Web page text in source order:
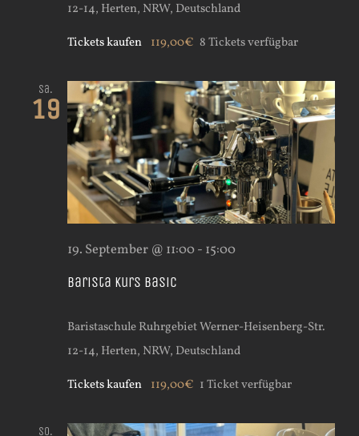
12-14, Herten, NRW, Deutschland
Tickets kaufen 119,00€ 8 Tickets verfügbar
Sa.
19
Barista Kurs Basic
19. September @ 11:00- 15:00
Baristaschule RuhrgebietWerner-Heisenberg-Str.
12-14, Herten, NRW, Deutschland
Tickets kaufen 119,00€ 1 Ticket verfügbar
So.